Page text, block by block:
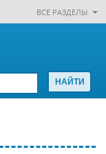
ВСЕ РАЗДЕЛЫ